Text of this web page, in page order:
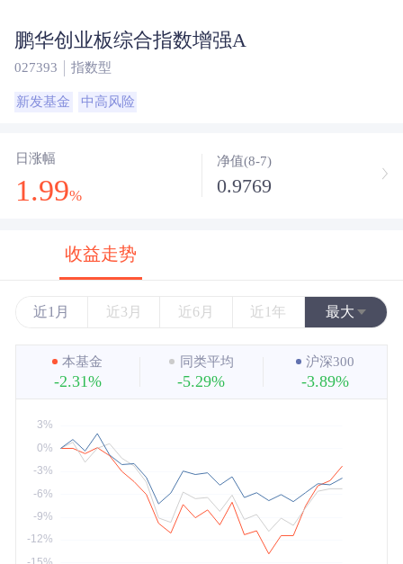
鹏华创业板综合指数增强A
027393 指数型
新发基金 中高风险
日涨幅
1.99%
净值(8-7)
0.9769
收益走势
近1月 近3月 近6月 近1年 最大
近3年
近5年
本基金
-2.31%
同类平均
-5.29%
沪深300
-3.89%